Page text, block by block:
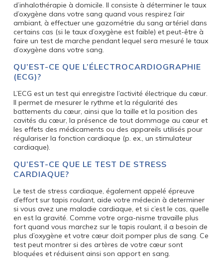
d’inhalothérapie à domicile. Il consiste à déterminer le taux
d’oxygène dans votre sang quand vous respirez l’air
ambiant, à effectuer une gazométrie du sang artériel dans
certains cas (si le taux d’oxygène est faible) et peut-être à
faire un test de marche pendant lequel sera mesuré le taux
d’oxygène dans votre sang.
QU’EST-CE QUE L’ÉLECTROCARDIOGRAPHIE
(ECG)?
L’ECG est un test qui enregistre l’activité électrique du cœur.
Il permet de mesurer le rythme et la régularité des
battements du cœur, ainsi que la taille et la position des
cavités du cœur, la présence de tout dommage au cœur et
les effets des médicaments ou des appareils utilisés pour
régulariser la fonction cardiaque (p. ex., un stimulateur
cardiaque).
QU’EST-CE QUE LE TEST DE STRESS
CARDIAQUE?
Le test de stress cardiaque, également appelé épreuve
d’effort sur tapis roulant, aide votre médecin à determiner
si vous avez une maladie cardiaque, et si c’est le cas, quelle
en est la gravité. Comme votre orga-nisme travaille plus
fort quand vous marchez sur le tapis roulant, il a besoin de
plus d’oxygène et votre cœur doit pomper plus de sang. Ce
test peut montrer si des artères de votre cœur sont
bloquées et réduisent ainsi son apport en sang.